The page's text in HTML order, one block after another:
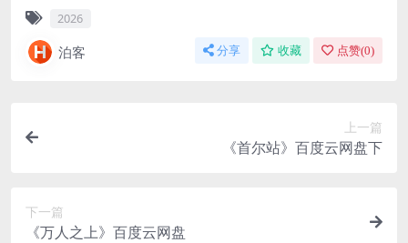
2026
泊客 分享 收藏 点赞(0)
上一篇
《首尔站》百度云网盘下
下一篇
《万人之上》百度云网盘